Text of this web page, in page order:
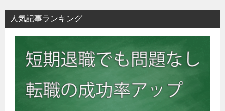
人気記事ランキング